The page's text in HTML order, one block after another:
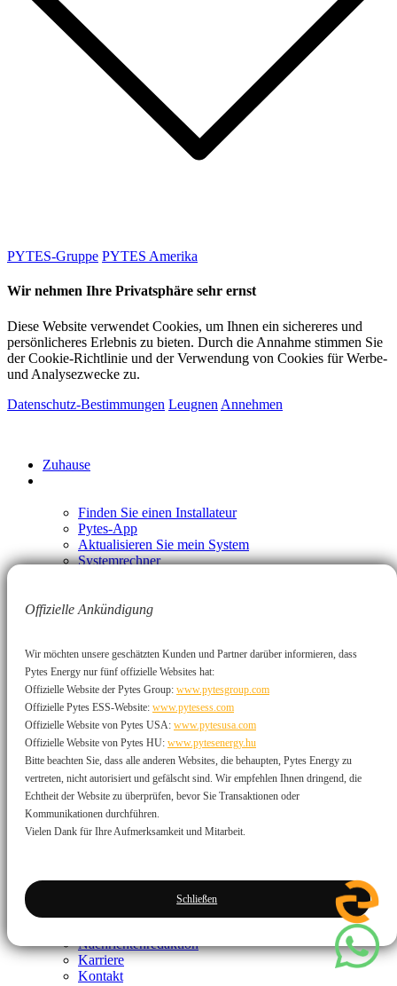
PYTES-Gruppe PYTES Amerika
Wir nehmen Ihre Privatsphäre sehr ernst
Diese Website verwendet Cookies, um Ihnen ein sichereres und
persönlicheres Erlebnis zu bieten. Durch die Annahme stimmen Sie
der Cookie-Richtlinie und der Verwendung von Cookies für Werbe-
und Analysezwecke zu.
Datenschutz-Bestimmungen Leugnen Annehmen
Zuhause
Finden Sie einen Installateur
Pytes-App
Aktualisieren Sie mein System
Systemrechner
Arbeiten Sie mit Pytes zusammen
Marketingressourcen
Produkte
Niederspannungsbatterie
Hochspannungsbatterie
Gehege
Zubehörteil
Tragbares Kraftwerk
Unterstützung
Support-Tickets
Wechselrichter-Anleitungen
Garantievorlage
Nachrichtenredaktion
Karriere
Kontakt
Offizielle Ankündigung
Wir möchten unsere geschätzten Kunden und Partner darüber informieren, dass
Pytes Energy nur fünf offizielle Websites hat:
Offizielle Website der Pytes Group: www.pytesgroup.com
Offizielle Pytes ESS-Website: www.pytesess.com
Offizielle Website von Pytes USA: www.pytesusa.com
Offizielle Website von Pytes HU: www.pytesenergy.hu
Bitte beachten Sie, dass alle anderen Websites, die behaupten, Pytes Energy zu
vertreten, nicht autorisiert und gefälscht sind. Wir empfehlen Ihnen dringend, die
Echtheit der Website zu überprüfen, bevor Sie Transaktionen oder
Kommunikationen durchführen.
Vielen Dank für Ihre Aufmerksamkeit und Mitarbeit.
Schließen